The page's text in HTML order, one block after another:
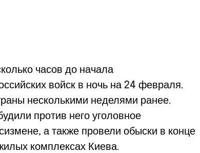
часов до начала
войск в ночь на 24 февраля.
несколькими неделями ранее.
против него уголовное
а также провели обыски в конце
комплексах Киева.